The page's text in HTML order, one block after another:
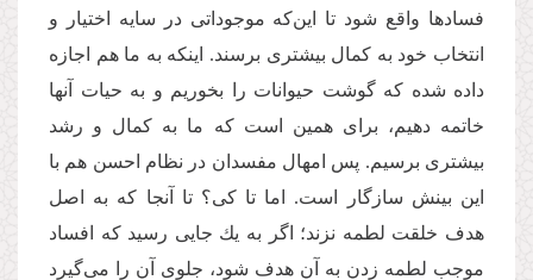
فسادها واقع شود تا این‌که موجوداتی در سایه اختیار و
انتخاب خود به كمال بیشتری برسند. اینكه به ما هم اجازه
داده شده که گوشت حیوانات را بخوریم و به حیات آنها
خاتمه دهیم، برای همین است كه ما به كمال و رشد
بیشتری برسیم. پس امهال مفسدان در نظام احسن هم با
این بینش سازگار است. اما تا كی؟ تا آنجا كه به اصل
هدف خلقت لطمه نزند؛ اگر به یك جایی رسید كه افساد
موجب لطمه زدن به آن هدف شود، جلوی آن را می‌گیرد